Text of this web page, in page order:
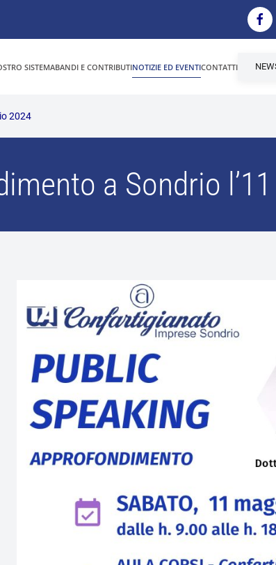
SISTEMABANDI E CONTRIBUTINOTIZIE ED EVENTICONTATTI
2024
a Sondrio